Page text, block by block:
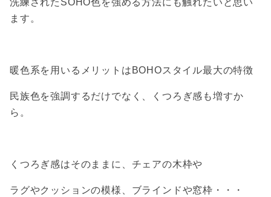
洗練されたSOHO色を強める方法にも触れたいと思い
ます。
暖色系を用いるメリットはBOHOスタイル最大の特徴
民族色を強調するだけでなく、くつろぎ感も増すか
ら。
くつろぎ感はそのままに、チェアの木枠や
ラグやクッションの模様、ブラインドや窓枠・・・